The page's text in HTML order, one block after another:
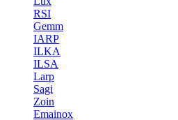
RSI
Gemm
IARP
ILKA
ILSA
Larp
Sagi
Zoin
Emainox